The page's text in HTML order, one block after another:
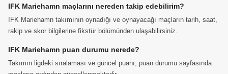
IFK Mariehamn maçlarını nereden takip edebilirim?
IFK Mariehamn takımının oynadığı ve oynayacağı maçların tarih, saat,
rakip ve skor bilgilerine fikstür bölümünden ulaşabilirsiniz.
IFK Mariehamn puan durumu nerede?
Takımın ligdeki sıralaması ve güncel puanı, puan durumu sayfasında